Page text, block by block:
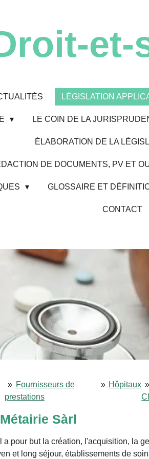
et-
LÉGISLATION
LE COIN DE LA
ÉLABORATION DE LA
DE DOCUMENTS, PV ET
GLOSSAIRE ET
CONTACT
» Fournisseurs de
prestations
» Hôpitaux »
Sàrl
pour but la création, l'acquisition, la
et long séjour, établissements de